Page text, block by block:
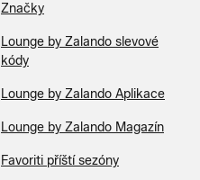
Značky
Lounge by Zalando slevové
kódy
Lounge by Zalando Aplikace
Lounge by Zalando Magazín
Favoriti příští sezóny